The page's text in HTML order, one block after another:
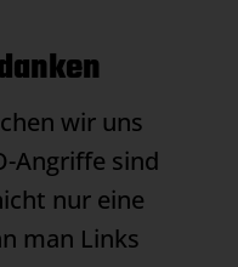
wir uns
Angriffe sind
nur eine
man Links